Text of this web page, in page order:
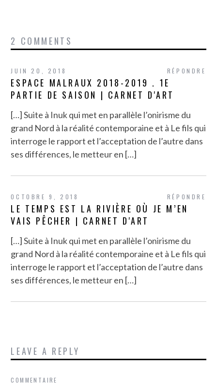
2 COMMENTS
RÉPONDRE
JUIN 20, 2018
ESPACE MALRAUX 2018-2019 . 1E
PARTIE DE SAISON | CARNET D'ART
[…] Suite à Inuk qui met en parallèle l’onirisme du
grand Nord à la réalité contemporaine et à Le fils qui
interroge le rapport et l’acceptation de l’autre dans
ses différences, le metteur en […]
RÉPONDRE
OCTOBRE 9, 2018
LE TEMPS EST LA RIVIÈRE OÙ JE M’EN
VAIS PÊCHER | CARNET D'ART
[…] Suite à Inuk qui met en parallèle l’onirisme du
grand Nord à la réalité contemporaine et à Le fils qui
interroge le rapport et l’acceptation de l’autre dans
ses différences, le metteur en […]
LEAVE A REPLY
COMMENTAIRE